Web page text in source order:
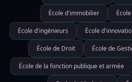
École d'immobilier
École d'ingénieurs École
École de Droit École de
École de la fonction publique et armée